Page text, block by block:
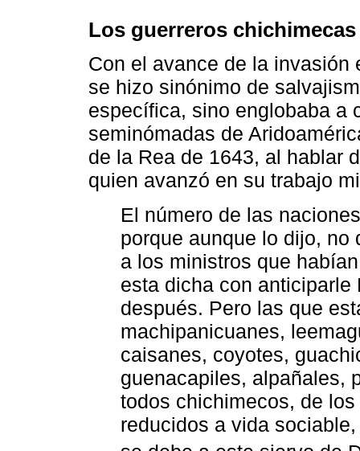
Los guerreros chichimecas
Con el avance de la
se hizo sinónimo de
específica, sino englobaba a
seminómadas de
de la Rea de 1643, al hablar
quien avanzó en su trabajo
El número de las
porque aunque lo dijo, no
a los ministros que
esta dicha con
después. Pero las que
machipanicuanes,
caisanes, coyotes,
guenacapiles, alpañales,
todos chichimecos, de
reducidos a vida